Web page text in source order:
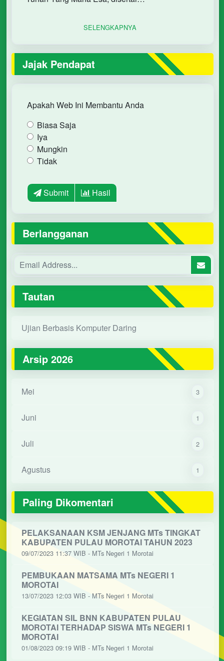
SELENGKAPNYA
Jajak Pendapat
Apakah Web Ini Membantu Anda
Biasa Saja
Iya
Mungkin
Tidak
Submit Hasil
Berlangganan
Tautan
Ujian Berbasis Komputer Daring
Arsip 2026
Mei 3
Juni 1
Juli 2
Agustus 1
Paling Dikomentari
PELAKSANAAN KSM JENJANG MTs TINGKAT
KABUPATEN PULAU MOROTAI TAHUN 2023
09/07/2023 11:37 WIB - MTs Negeri 1 Morotai
PEMBUKAAN MATSAMA MTs NEGERI 1
MOROTAI
13/07/2023 12:03 WIB - MTs Negeri 1 Morotai
KEGIATAN SIL BNN KABUPATEN PULAU
MOROTAI TERHADAP SISWA MTs NEGERI 1
MOROTAI
01/08/2023 09:19 WIB - MTs Negeri 1 Morotai